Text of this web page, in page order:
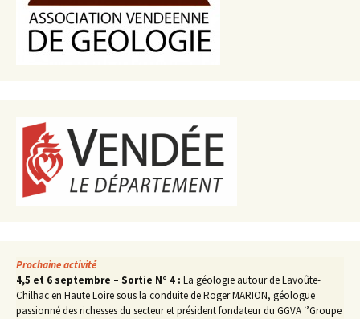
Prochaine activité
4,5 et 6 septembre – Sortie N° 4 : La géologie autour de Lavoûte-
Chilhac en Haute Loire sous la conduite de Roger MARION, géologue
passionné des richesses du secteur et président fondateur du GGVA ‘’Groupe